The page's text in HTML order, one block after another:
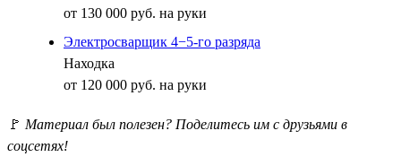
от 130 000 руб. на руки
Электросварщик 4−5-го разряда
Находка
от 120 000 руб. на руки
🚩 Материал был полезен? Поделитесь им с друзьями в
соцсетях!